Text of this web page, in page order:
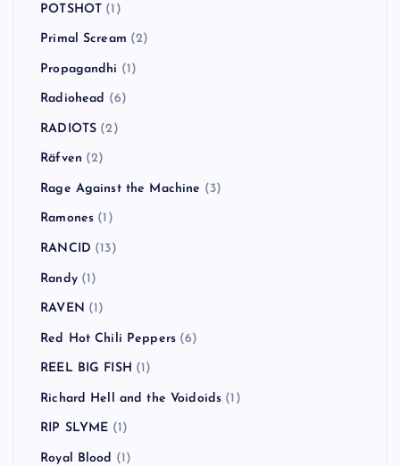
POTSHOT (1)
Primal Scream (2)
Propagandhi (1)
Radiohead (6)
RADIOTS (2)
Räfven (2)
Rage Against the Machine (3)
Ramones (1)
RANCID (13)
Randy(1)
RAVEN (1)
Red Hot Chili Peppers (6)
REEL BIG FISH (1)
Richard Hell and the Voidoids (1)
RIP SLYME (1)
Royal Blood (1)